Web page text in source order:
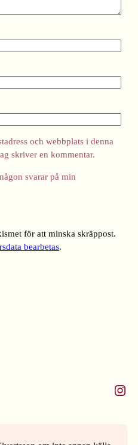
och webbplats i denna
skriver en kommentar.
svarar på min
för att minska skräppost.
bearbetas.
Instagram